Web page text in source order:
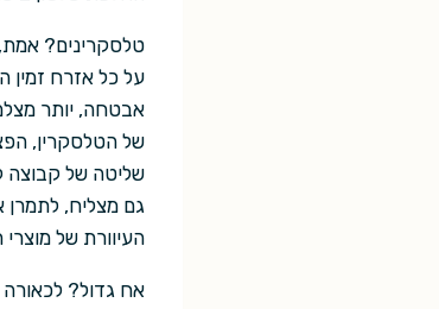
טלסקרינים?
על כל אזרח זמין
אבטחה, יותר
של הטלסקרין,
שליטה של קבוצה
גם מצליח, לתמרן
העיוורת של
אח גדול?